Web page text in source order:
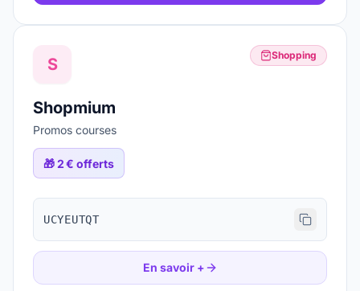
S Shopping
Shopmium
Promos courses
🎁2 € offerts
UCYEUTQT
En savoir +